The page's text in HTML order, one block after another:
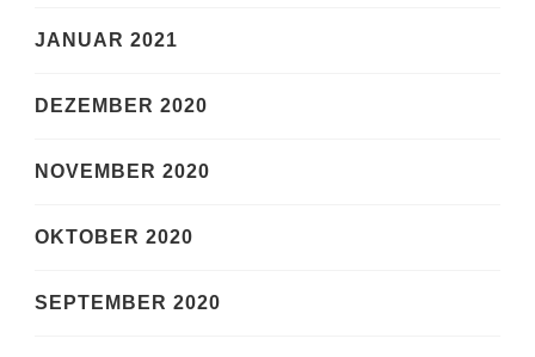
JANUAR 2021
DEZEMBER 2020
NOVEMBER 2020
OKTOBER 2020
SEPTEMBER 2020